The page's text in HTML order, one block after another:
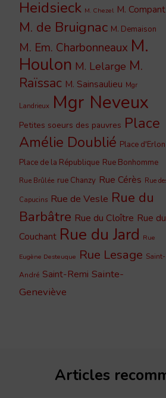
Heidsieck M. Chezel M. Compant
M. de Bruignac M. Demaison
M. Em. Charbonneaux M.
Houlon M. Lelarge M.
Raïssac M. Sainsaulieu Mgr
Landrieux Mgr Neveux
Petites soeurs des pauvres Place
Amélie Doublié Place d'Erlon
Place de la République Rue Bonhomme
Rue Brûlée rue Chanzy Rue Cérès Rue
Capucins Rue de Vesle Rue du
Barbâtre Rue du Cloître Rue du
Couchant Rue du Jard Rue
Eugène Desteuque Rue Lesage Saint-
André Saint-Remi Sainte-
Geneviève
Articles